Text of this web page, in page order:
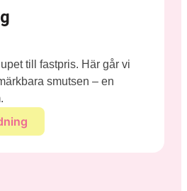
till fastpris. Här går vi
smutsen – en